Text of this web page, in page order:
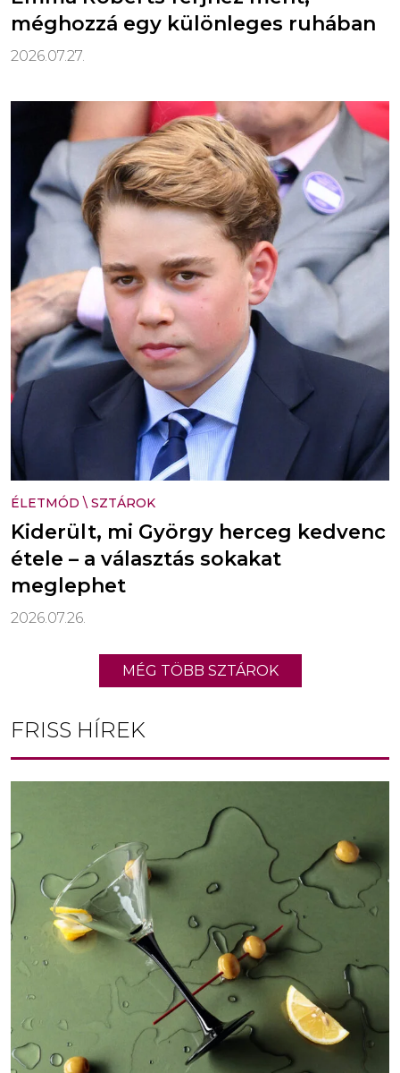
méghozzá egy különleges ruhában
2026.07.27.
ÉLETMÓD \ SZTÁROK
Kiderült, mi György herceg kedvenc
étele – a választás sokakat
meglephet
2026.07.26.
MÉG TÖBB SZTÁROK
FRISS HÍREK